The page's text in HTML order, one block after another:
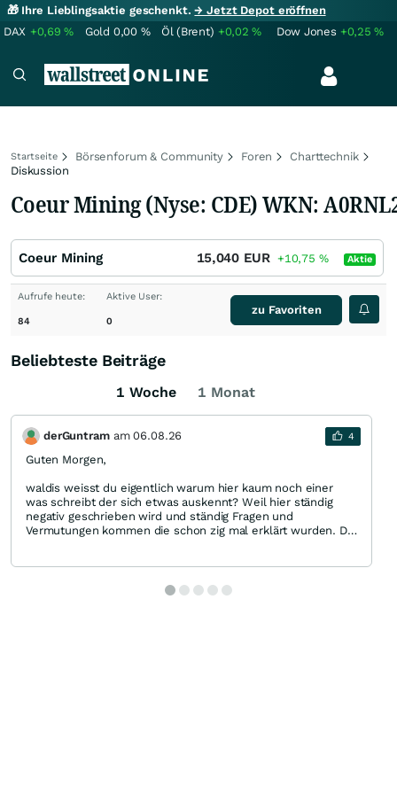
🎁 Ihre Lieblingsaktie geschenkt.→ Jetzt Depot eröffnen
DAX +0,69% Gold 0,00 % Öl (Brent) +0,02% Dow Jones +0,25%
Startseite Börsenforum & Community Foren
Charttechnik
Diskussion
Coeur Mining (Nyse: CDE) WKN:
Coeur Mining 15,040 EUR +10,75 % Aktie
Aufrufe heute:
84
Aktive User:
0
zu Favoriten
Beliebteste Beiträge
1 Woche 1 Monat
derGuntram am06.08.26 4
Guten Morgen,
waldis weisst du eigentlich warum hier kaum noch einer
was schreibt der sich etwas auskennt? Weil hier ständig
negativ geschrieben wird und ständig Fragen und
Vermutungen kommen die schon zig mal erklärt wurden. Da
gebracht und tut es gerade weiter. Der Markt ist doch super